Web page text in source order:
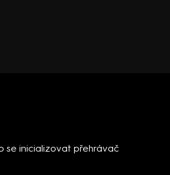
se inicializovat přehrávač